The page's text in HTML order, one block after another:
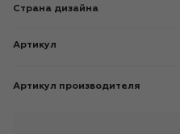
Страна дизайна
Артикул
Артикул производителя